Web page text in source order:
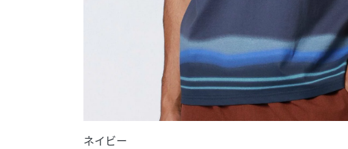
ネイビー